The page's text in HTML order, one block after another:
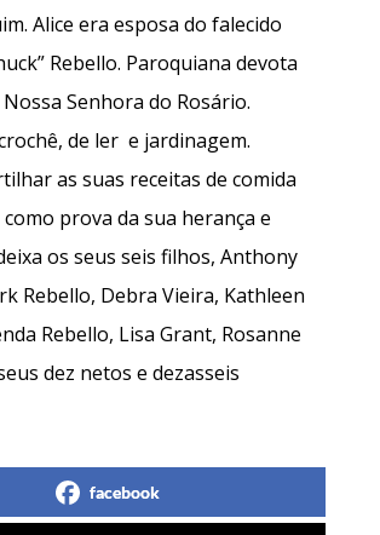
Alice era esposa do falecido
Rebello. Paroquiana devota
Senhora do Rosário.
de ler e jardinagem.
as suas receitas de comida
prova da sua herança e
os seus seis filhos, Anthony
Rebello, Debra Vieira, Kathleen
Rebello, Lisa Grant, Rosanne
dez netos e dezasseis
facebook